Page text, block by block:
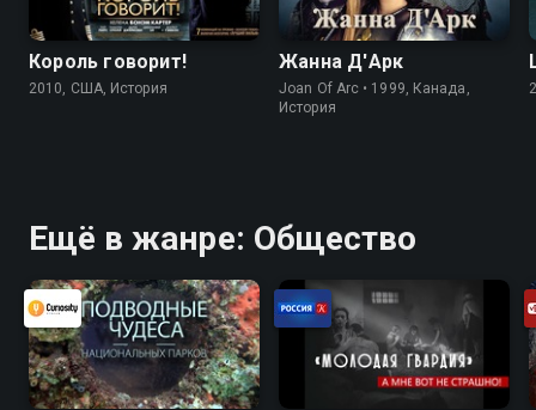
Король говорит!
2010, США, История
Жанна Д'Арк
Joan Of Arc • 1999, Канада,
История
Ещё в жанре: Общество